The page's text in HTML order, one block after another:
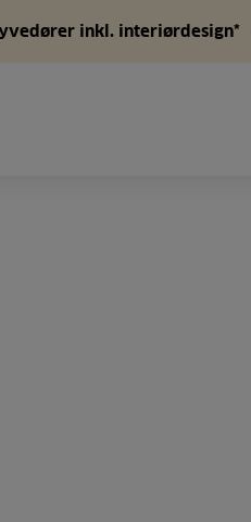
inkl. interiørdesign*